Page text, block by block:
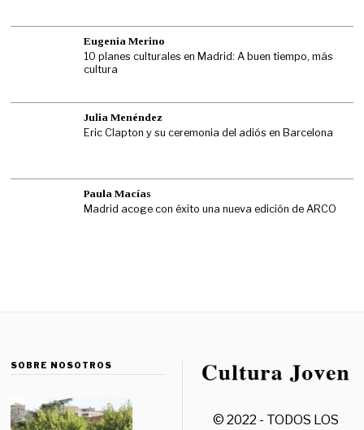
Eugenia Merino
10 planes culturales en Madrid: A buen tiempo, más
cultura
Julia Menéndez
Eric Clapton y su ceremonia del adiós en Barcelona
Paula Macías
Madrid acoge con éxito una nueva edición de ARCO
SOBRE NOSOTROS
© 2022 - TODOS LOS